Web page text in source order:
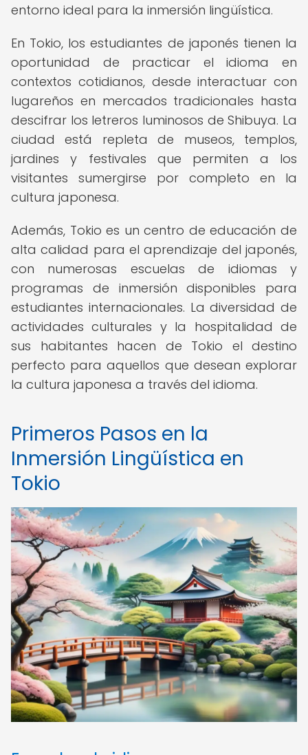
entorno ideal para la inmersión lingüística.
En Tokio, los estudiantes de japonés tienen la
oportunidad de practicar el idioma en
contextos cotidianos, desde interactuar con
lugareños en mercados tradicionales hasta
descifrar los letreros luminosos de Shibuya. La
ciudad está repleta de museos, templos,
jardines y festivales que permiten a los
visitantes sumergirse por completo en la
cultura japonesa.
Además, Tokio es un centro de educación de
alta calidad para el aprendizaje del japonés,
con numerosas escuelas de idiomas y
programas de inmersión disponibles para
estudiantes internacionales. La diversidad de
actividades culturales y la hospitalidad de
sus habitantes hacen de Tokio el destino
perfecto para aquellos que desean explorar
la cultura japonesa a través del idioma.
Primeros Pasos en la
Inmersión Lingüística en
Tokio